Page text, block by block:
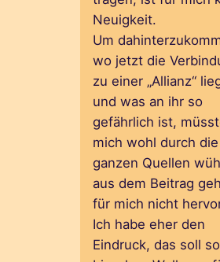
Neuigkeit.
Um
wo jetzt die
zu einer „Allianz“
und was an ihr so
gefährlich ist,
mich wohl durch die
ganzen Quellen
aus dem Beitrag
für mich nicht
Ich habe eher den
Eindruck, das soll